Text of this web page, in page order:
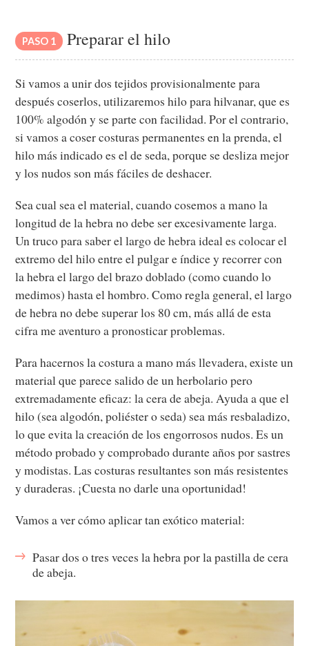
PASO 1 Preparar el hilo
Si vamos a unir dos tejidos provisionalmente para
después coserlos, utilizaremos hilo para hilvanar, que es
100% algodón y se parte con facilidad. Por el contrario,
si vamos a coser costuras permanentes en la prenda, el
hilo más indicado es el de seda, porque se desliza mejor
y los nudos son más fáciles de deshacer.
Sea cual sea el material, cuando cosemos a mano la
longitud de la hebra no debe ser excesivamente larga.
Un truco para saber el largo de hebra ideal es colocar el
extremo del hilo entre el pulgar e índice y recorrer con
la hebra el largo del brazo doblado (como cuando lo
medimos) hasta el hombro. Como regla general, el largo
de hebra no debe superar los 80 cm, más allá de esta
cifra me aventuro a pronosticar problemas.
Para hacernos la costura a mano más llevadera, existe un
material que parece salido de un herbolario pero
extremadamente eficaz: la cera de abeja. Ayuda a que el
hilo (sea algodón, poliéster o seda) sea más resbaladizo,
lo que evita la creación de los engorrosos nudos. Es un
método probado y comprobado durante años por sastres
y modistas. Las costuras resultantes son más resistentes
y duraderas. ¡Cuesta no darle una oportunidad!
Vamos a ver cómo aplicar tan exótico material:
Pasar dos o tres veces la hebra por la pastilla de cera
de abeja.